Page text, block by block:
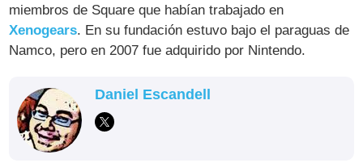
miembros de Square que habían trabajado en
Xenogears. En su fundación estuvo bajo el paraguas de
Namco, pero en 2007 fue adquirido por Nintendo.
Daniel Escandell